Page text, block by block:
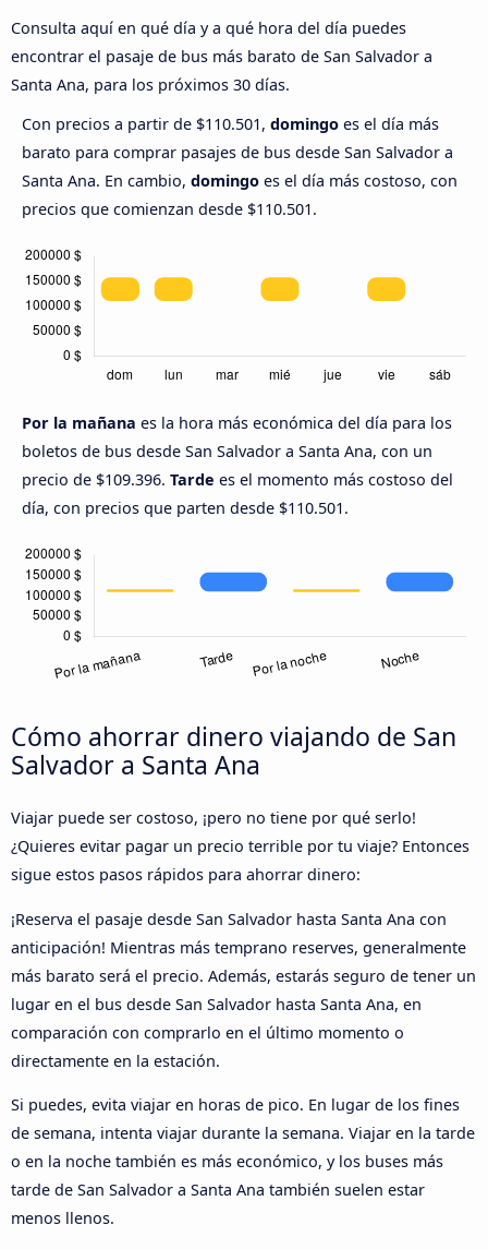
Consulta aquí en qué día y a qué hora del día puedes
encontrar el pasaje de bus más barato de San Salvador a
Santa Ana, para los próximos 30 días.
Con precios a partir de $110.501, domingo es el día más
barato para comprar pasajes de bus desde San Salvador a
Santa Ana. En cambio, domingo es el día más costoso, con
precios que comienzan desde $110.501.
Por la mañana es la hora más económica del día para los
boletos de bus desde San Salvador a Santa Ana, con un
precio de $109.396. Tarde es el momento más costoso del
día, con precios que parten desde $110.501.
Cómo ahorrar dinero viajando de San
Salvador a Santa Ana
Viajar puede ser costoso, ¡pero no tiene por qué serlo!
¿Quieres evitar pagar un precio terrible por tu viaje? Entonces
sigue estos pasos rápidos para ahorrar dinero:
¡Reserva el pasaje desde San Salvador hasta Santa Ana con
anticipación! Mientras más temprano reserves, generalmente
más barato será el precio. Además, estarás seguro de tener un
lugar en el bus desde San Salvador hasta Santa Ana, en
comparación con comprarlo en el último momento o
directamente en la estación.
Si puedes, evita viajar en horas de pico. En lugar de los fines
de semana, intenta viajar durante la semana. Viajar en la tarde
o en la noche también es más económico, y los buses más
tarde de San Salvador a Santa Ana también suelen estar
menos llenos.